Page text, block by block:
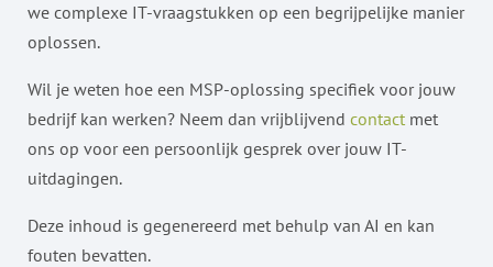
we complexe IT-vraagstukken op een begrijpelijke manier
oplossen.
Wil je weten hoe een MSP-oplossing specifiek voor jouw
bedrijf kan werken? Neem dan vrijblijvend contact met
ons op voor een persoonlijk gesprek over jouw IT-
uitdagingen.
Deze inhoud is gegenereerd met behulp van AI en kan
fouten bevatten.